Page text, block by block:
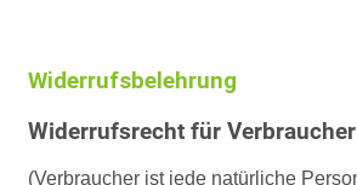
Widerrufsbelehrung
Widerrufsrecht für Verbraucher
(Verbraucher ist jede natürliche